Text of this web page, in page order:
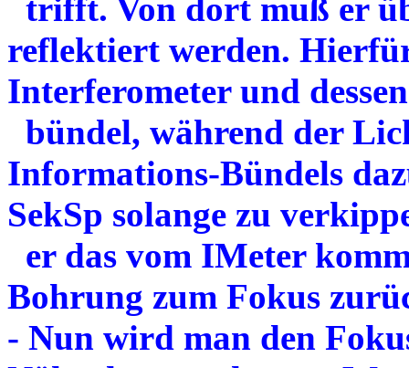
trifft. Von dort muß er
reflektiert werden.
Interferometer und
bündel, während der
Informations-Bündels
SekSp solange zu
er das vom IMeter
Bohrung zum Fokus
- Nun wird man den